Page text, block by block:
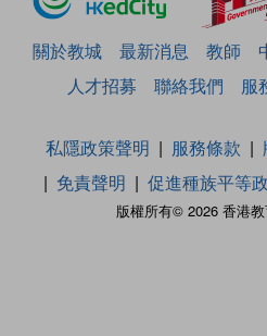
關於教城 最新消息 教師
人才招募
聯絡我們 服
版權所有© 2026 香港
私隱政策聲明 服務條款
免責聲明
促進種族平等